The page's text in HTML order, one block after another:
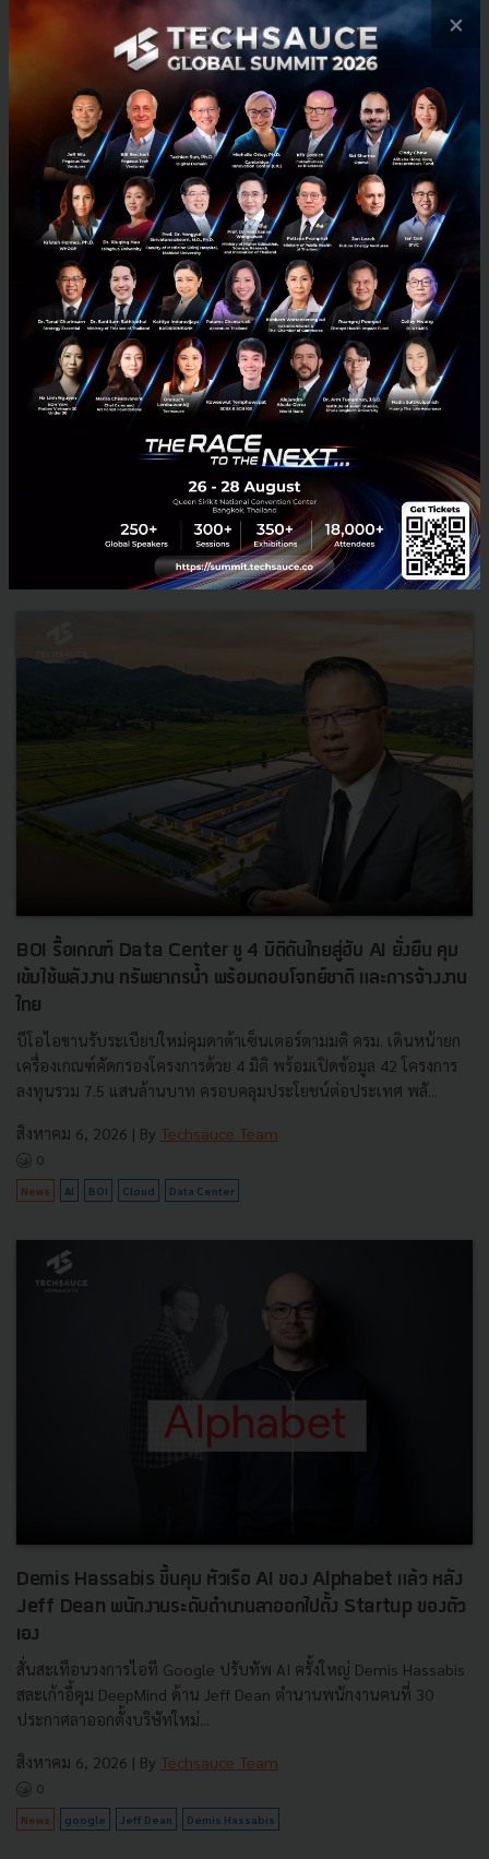
3 เรื่องที่ประเทศไทยต้อง Focus สร้างคน–นวัตกรรม–ปฏิรูป
ระบบราชการ เพื่อยกระดับขีดความสามารถประเทศ
นายอนุทิน ชาญวีรกูล นายกรัฐมนตรีและรัฐมนตรีว่าการกระทรวง
มหาดไทย กล่าวปาฐกถาพิเศษในหัวข้อ “ฝ่าวิกฤติ รับมือระเบียบโลก
ใหม่” ในงาน The INTANIA Forum...
Techsauce Team
เศรษฐกิจไทย
BOI รื้อเกณฑ์ Data Center ชู 4 มิติดันไทยสู่ฮับ AI ยั่งยืน คุม
เข้มใช้พลังงาน ทรัพยากรน้ำ พร้อมตอบโจทย์ชาติ และการจ้างงาน
ไทย
บีโอไอขานรับระเบียบใหม่คุมดาต้าเซ็นเตอร์ตามมติ ครม. เดินหน้ายก
เครื่องเกณฑ์คัดกรองโครงการด้วย 4 มิติ พร้อมเปิดข้อมูล 42 โครงการ
ลงทุนรวม 7.5 แสนล้านบาท ครอบคลุมประโยชน์ต่อประเทศ พลั...
สิงหาคม 6, 2026 | By Techsauce Team
0
News AI BOI Cloud Data Center
Demis Hassabis ขึ้นคุม หัวเรือ AI ของ Alphabet แล้ว หลัง
Jeff Dean พนักงานระดับตำนานลาออกไปตั้ง Startup ของตัว
เอง
สั่นสะเทือนวงการไอที Google ปรับทัพ AI ครั้งใหญ่ Demis Hassabis
สละเก้าอี้คุม DeepMind ด้าน Jeff Dean ตำนานพนักงานคนที่ 30
ประกาศลาออกตั้งบริษัทใหม่...
สิงหาคม 6, 2026 | By Techsauce Team
0
News google Jeff Dean Demis Hassabis
×